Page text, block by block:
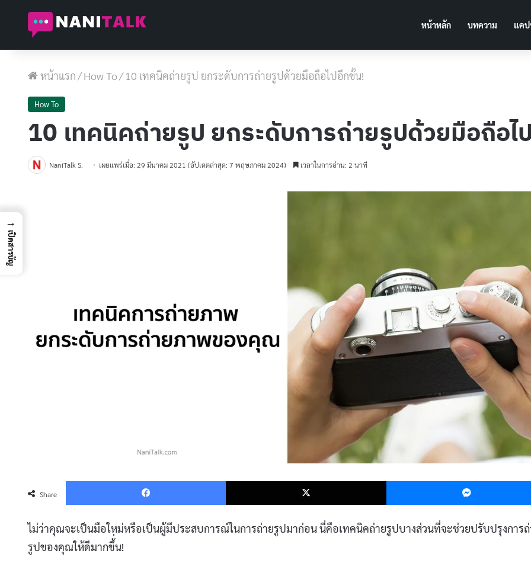
หน้าหลัก บทความ แค
หน้าแรก/How To/ 10 เทคนิคถ่ายรูป ยกระดับการถ่ายรูปด้วยมือถือไปอีกขั้น!
How To
10 เทคนิคถ่ายรูป ยกระดับการถ่ายรูปด้วยมือถือไ
NaniTalk S. เผยแพร่เมื่อ: 29 มีนาคม 2021 (อัปเดตล่าสุด: 7 พฤษภาคม 2024) เวลาในการอ่าน: 2 นาที
Share
Facebook X
ไม่ว่าคุณจะเป็นมือใหม่หรือเป็นผู้มีประสบการณ์ในการถ่ายรูปมาก่อน นี่คือเทคนิคถ่ายรูปบางส่วนที่จะช่วยปรับปรุงการถ่
รูปของคุณให้ดีมากขึ้่น!
→
เปิดสารบัญ